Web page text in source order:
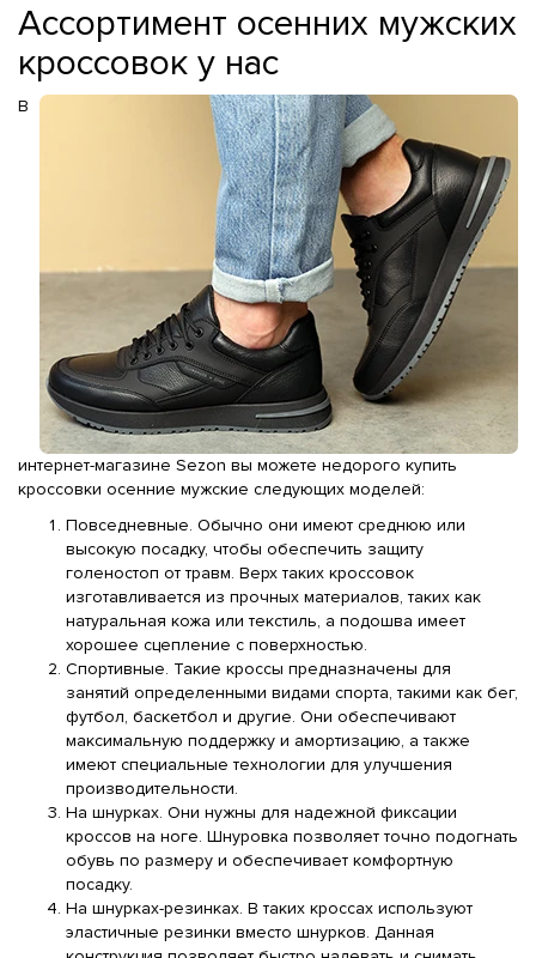
Ассортимент осенних мужских
кроссовок у нас
В
интернет-магазине Sezon вы можете недорого купить
кроссовки осенние мужские следующих моделей:
Повседневные. Обычно они имеют среднюю или
высокую посадку, чтобы обеспечить защиту
голеностоп от травм. Верх таких кроссовок
изготавливается из прочных материалов, таких как
натуральная кожа или текстиль, а подошва имеет
хорошее сцепление с поверхностью.
Спортивные. Такие кроссы предназначены для
занятий определенными видами спорта, такими как бег,
футбол, баскетбол и другие. Они обеспечивают
максимальную поддержку и амортизацию, а также
имеют специальные технологии для улучшения
производительности.
На шнурках. Они нужны для надежной фиксации
кроссов на ноге. Шнуровка позволяет точно подогнать
обувь по размеру и обеспечивает комфортную
посадку.
На шнурках-резинках. В таких кроссах используют
эластичные резинки вместо шнурков. Данная